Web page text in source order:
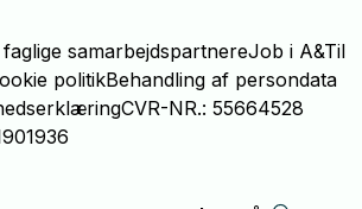
faglige samarbejdspartnereJob i A&Til
politikBehandling af persondata
CVR-NR.: 55664528